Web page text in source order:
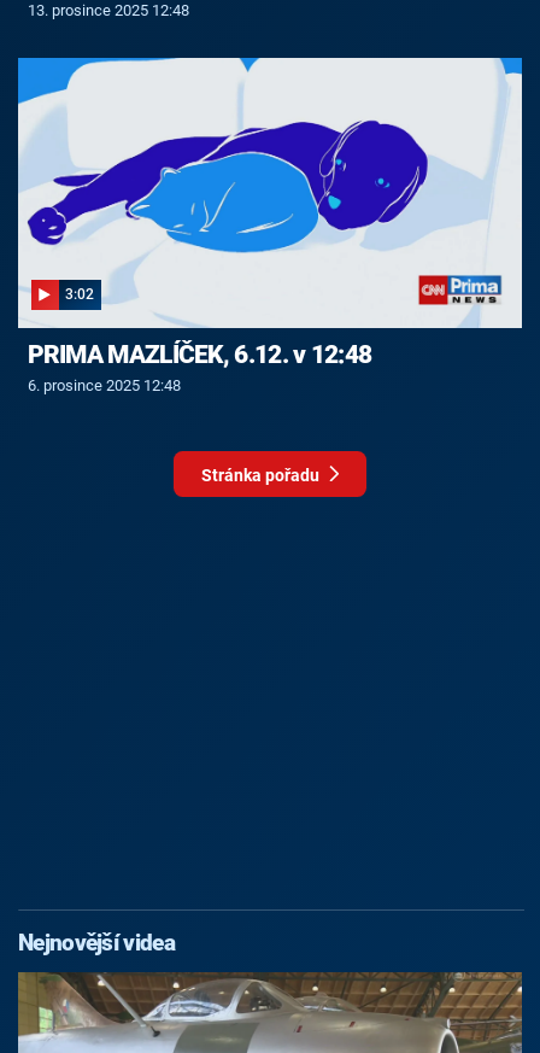
13. prosince 2025 12:48
3:02
PRIMA MAZLÍČEK, 6.12. v 12:48
6. prosince 2025 12:48
Stránka pořadu
Nejnovější videa